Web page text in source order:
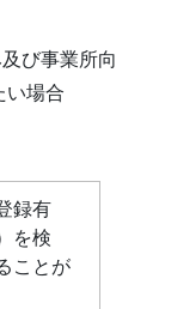
び事業所向
い場合
録有
を検
ことが